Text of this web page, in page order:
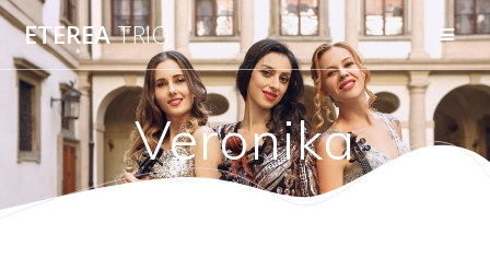
content
ETEREATRIO
Veronika